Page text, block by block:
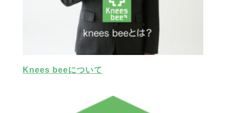
Knees beeについて